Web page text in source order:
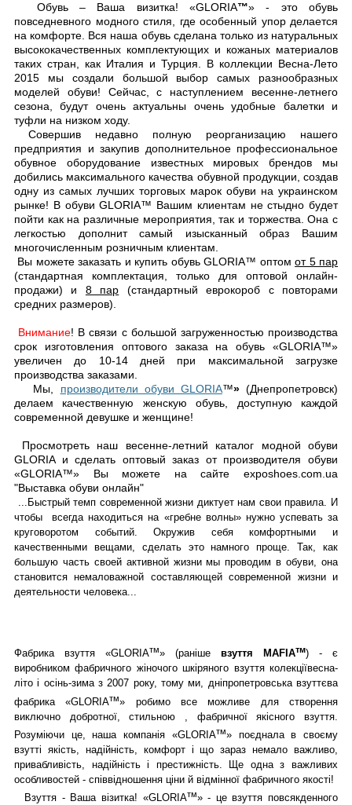
Обувь – Ваша визитка! «GLORIA™» - это обувь
повседневного модного стиля, где особенный упор делается
на комфорте. Вся наша обувь сделана только из натуральных
высококачественных комплектующих и кожаных материалов
таких стран, как Италия и Турция. В коллекции Весна-Лето
2015 мы создали большой выбор самых разнообразных
моделей обуви! Сейчас, с наступлением весенне-летнего
сезона, будут очень актуальны очень удобные балетки и
туфли на низком ходу.
Совершив недавно полную реорганизацию нашего
предприятия и закупив дополнительное профессиональное
обувное оборудование известных мировых брендов мы
добились максимального качества обувной продукции, создав
одну из самых лучших торговых марок обуви на украинском
рынке! В обуви GLORIA™ Вашим клиентам не стыдно будет
пойти как на различные мероприятия, так и торжества. Она с
легкостью дополнит самый изысканный образ Вашим
многочисленным розничным клиентам.
Вы можете заказать и купить обувь GLORIA™ оптомот 5 пар
(стандартная комплектация, только для оптовой онлайн-
продажи) и 8 пар (стандартный еврокороб с повторами
средних размеров).
Внимание! В связи с большой загруженностью производства
срок изготовления оптового заказа на обувь «GLORIA™»
увеличен до 10-14 дней при максимальной загрузке
производства заказами.
Мы, производители обуви GLORIA™»(Днепропетровск)
делаем качественную женскую обувь, доступную каждой
современной девушке и женщине!
Просмотреть наш весенне-летний каталог модной обуви
GLORIA и сделать оптовый заказ от производителя обуви
«GLORIA™» Вы можете на сайте exposhoes.com.ua
"Выставка обуви онлайн"
...Быстрый темп современной жизни диктует нам свои правила. И
чтобы всегда находиться на «гребне волны» нужно успевать за
круговоротом событий. Окружив себя комфортными и
качественными вещами, сделать это намного проще. Так, как
большую часть своей активной жизни мы проводим в обуви, она
становится немаловажной составляющей современной жизни и
деятельности человека...
Фабрика взуття «GLORIAтм» (раніше взуття MAFIAтм) - є
виробником фабричного жіночого шкіряного взуття колекціївесна-
літо і осінь-зима з 2007 року, тому ми, дніпропетровська взуттєва
фабрика «GLORIAтм» робимо все можливе для створення
виключно добротної, стильною , фабричної якісного взуття.
Розуміючи це, наша компанія «GLORIAтм» поєднала в своєму
взутті якість, надійність, комфорт і що зараз немало важливо,
привабливість, надійність і престижність. Ще одна з важливих
особливостей - співвідношення ціни й відмінної фабричного якості!
Взуття - Ваша візитка! «GLORIAтм» - це взуття повсякденного